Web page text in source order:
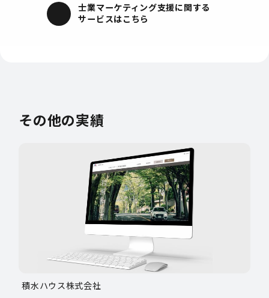
士業マーケティング支援に関する
サービスはこちら
その他の実績
積水ハウス株式会社